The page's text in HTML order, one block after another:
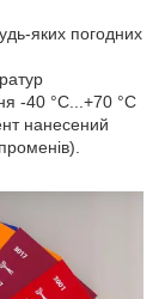
яких погодних
-40 °C...+70 °C
нанесений